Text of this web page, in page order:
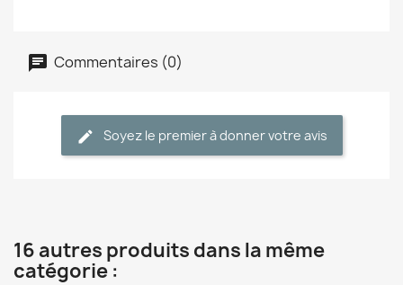
Commentaires (0)
Soyez le premier à donner votre avis
16 autres produits dans la même
catégorie :